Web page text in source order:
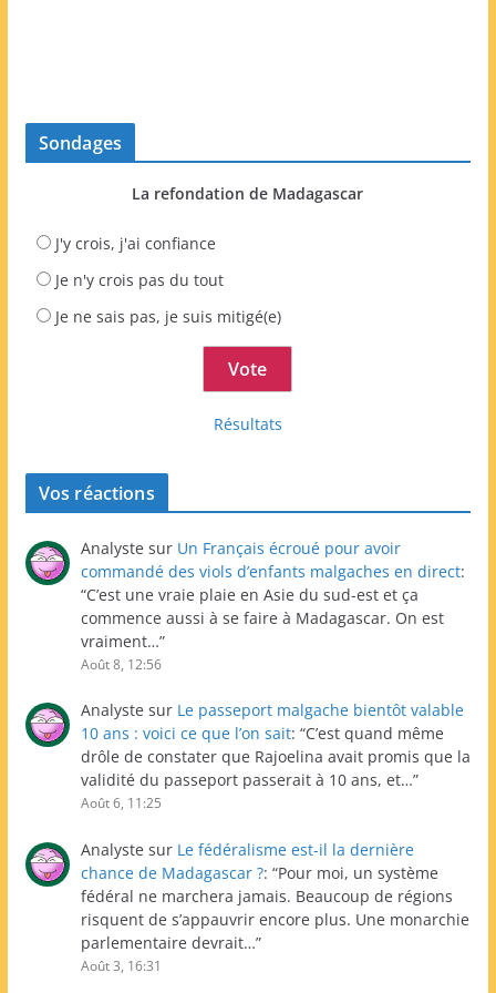
Sondages
La refondation de Madagascar
J'y crois, j'ai confiance
Je n'y crois pas du tout
Je ne sais pas, je suis mitigé(e)
Résultats
Vos réactions
Analyste sur Un Français écroué pour avoir
commandé des viols d’enfants malgaches en direct:
“C’est une vraie plaie en Asie du sud-est et ça
commence aussi à se faire à Madagascar. On est
vraiment…”
Août 8, 12:56
Analyste sur Le passeport malgache bientôt valable
10 ans : voici ce que l’on sait: “C’est quand même
drôle de constater que Rajoelina avait promis que la
validité du passeport passerait à 10 ans, et…”
Août 6, 11:25
Analyste sur Le fédéralisme est-il la dernière
chance de Madagascar ?: “Pour moi, un système
fédéral ne marchera jamais. Beaucoup de régions
risquent de s’appauvrir encore plus. Une monarchie
parlementaire devrait…”
Août 3, 16:31